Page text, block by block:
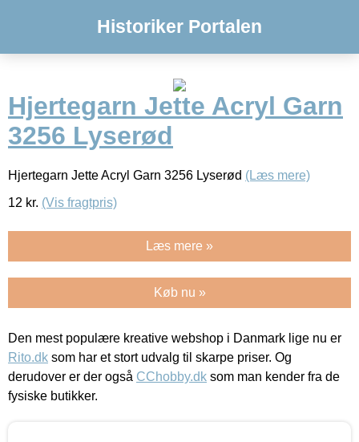
Historiker Portalen
Hjertegarn Jette Acryl Garn
3256 Lyserød
Hjertegarn Jette Acryl Garn 3256 Lyserød (Læs mere)
12 kr. (Vis fragtpris)
Læs mere »
Køb nu »
Den mest populære kreative webshop i Danmark lige nu er
Rito.dk som har et stort udvalg til skarpe priser. Og
derudover er der også CChobby.dk som man kender fra de
fysiske butikker.